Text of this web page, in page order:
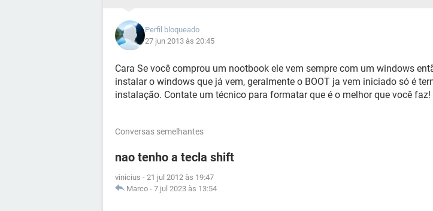
Perfil bloqueado
27 jun 2013 às 20:45
Cara Se você comprou um nootbook ele vem sempre com um windows
instalar o windows que já vem, geralmente o BOOT ja vem iniciado só é
instalação. Contate um técnico para formatar que é o melhor que você faz!
Conversas semelhantes
nao tenho a tecla shift
vinicius - 21 jul 2012 às 19:47
Marco - 7 jul 2023 às 13:54